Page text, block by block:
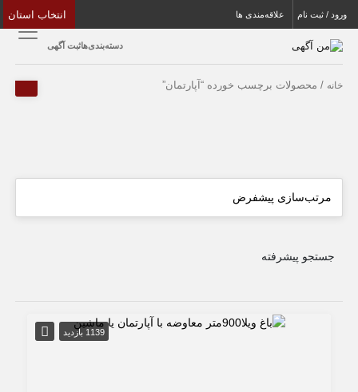
انتخاب استان ورود / ثبت نام علاقه‌مندی ها
دسته‌بندی‌هاثبت آگهی
خانه / محصولات برچسب خورده “آپارتمان”
جستجو پیشرفته
1139 بازدید